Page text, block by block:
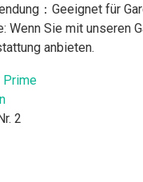
：Geeignet für
Wenn Sie mit
anbieten.
2